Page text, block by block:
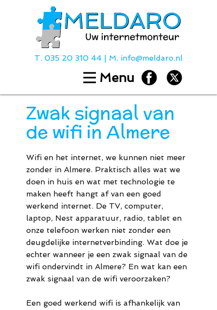
T. 035 20 310 44 | M. info@meldaro.nl
Menu
Diensten
Hulp bij
Over ons
Tarieven
035 20 310
info@meldaro.nl
Zwak signaal van
de wifi in Almere
Wifi en het internet, we kunnen niet meer
zonder in Almere. Praktisch alles wat we
doen in huis en wat met technologie te
maken heeft hangt af van een goed
werkend internet. De TV, computer,
laptop, Nest apparatuur, radio, tablet en
onze telefoon werken niet zonder een
deugdelijke internetverbinding. Wat doe je
echter wanneer je een zwak signaal van de
wifi ondervindt in Almere? En wat kan een
zwak signaal van de wifi veroorzaken?
Een goed werkend wifi is afhankelijk van